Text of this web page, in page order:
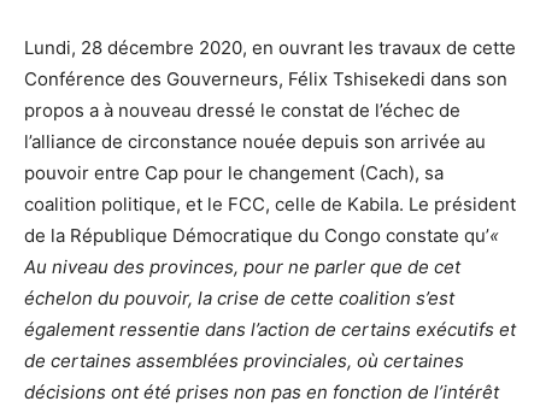
Lundi, 28 décembre 2020, en ouvrant les travaux de cette
Conférence des Gouverneurs, Félix Tshisekedi dans son
propos a à nouveau dressé le constat de l’échec de
l’alliance de circonstance nouée depuis son arrivée au
pouvoir entre Cap pour le changement (Cach), sa
coalition politique, et le FCC, celle de Kabila. Le président
de la République Démocratique du Congo constate qu’«
Au niveau des provinces, pour ne parler que de cet
échelon du pouvoir, la crise de cette coalition s’est
également ressentie dans l’action de certains exécutifs et
de certaines assemblées provinciales, où certaines
décisions ont été prises non pas en fonction de l’intérêt